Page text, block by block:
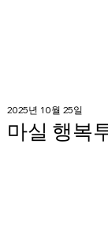
마실 행복
2025년 10월 25일